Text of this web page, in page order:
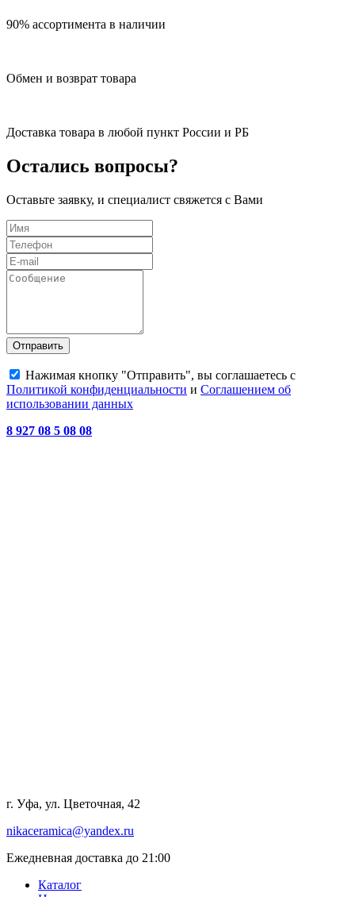
90% ассортимента в наличии
Обмен и возврат товара
Доставка товара в любой пункт России и РБ
Остались вопросы?
Оставьте заявку, и специалист свяжется с Вами
Отправить
Нажимая кнопку "Отправить", вы соглашаетесь с
Политикой конфиденциальности и Соглашением об
использовании данных
8 927 08 5 08 08
г. Уфа, ул. Цветочная, 42
nikaceramica@yandex.ru
Ежедневная доставка до 21:00
Каталог